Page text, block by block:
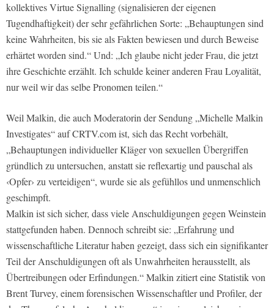
kollektives Virtue Signalling (signalisieren der eigenen
Tugendhaftigkeit) der sehr gefährlichen Sorte: „Behauptungen sind
keine Wahrheiten, bis sie als Fakten bewiesen und durch Beweise
erhärtet worden sind.“ Und: „Ich glaube nicht jeder Frau, die jetzt
ihre Geschichte erzählt. Ich schulde keiner anderen Frau Loyalität,
nur weil wir das selbe Pronomen teilen.“
Weil Malkin, die auch Moderatorin der Sendung „Michelle Malkin
Investigates“ auf CRTV.com ist, sich das Recht vorbehält,
„Behauptungen individueller Kläger von sexuellen Übergriffen
gründlich zu untersuchen, anstatt sie reflexartig und pauschal als
‹Opfer› zu verteidigen“, wurde sie als gefühllos und unmenschlich
geschimpft.
Malkin ist sich sicher, dass viele Anschuldigungen gegen Weinstein
stattgefunden haben. Dennoch schreibt sie: „Erfahrung und
wissenschaftliche Literatur haben gezeigt, dass sich ein signifikanter
Teil der Anschuldigungen oft als Unwahrheiten herausstellt, als
Übertreibungen oder Erfindungen.“ Malkin zitiert eine Statistik von
Brent Turvey, einem forensischen Wissenschaftler und Profiler, der